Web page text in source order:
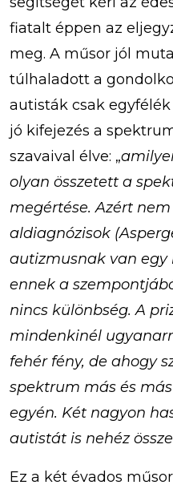
fiatalt éppen az
meg. A műsor jól
túlhaladott a
autisták csak
jó kifejezés a
szavaival élve: „
olyan összetett a
megértése. Azért
aldiagnózisok
autizmusnak van egy
ennek a
nincs különbség. A
mindenkinél
fehér fény, de ahogy
spektrum más és
egyén. Két nagyon
autistát is nehéz
Ez a két évados